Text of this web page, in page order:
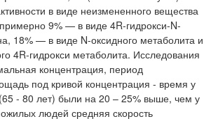
в виде неизмененного вещества
9% — в виде 4R-гидрокси-N-
18% — в виде N-оксидного метаболита и
4R-гидрокси метаболита. Исследования
концентрация, период
под кривой концентрация - время у
- 80 лет) были на 20 – 25% выше, чем у
людей средняя скорость